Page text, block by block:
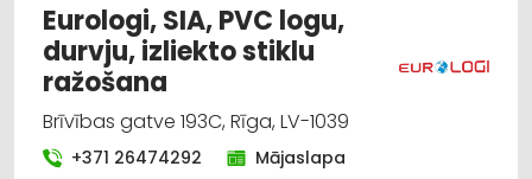
Eurologi, SIA, PVC logu,
durvju, izliekto stiklu
ražošana
Brīvības gatve 193C, Rīga, LV-1039
+371 26474292 Mājaslapa